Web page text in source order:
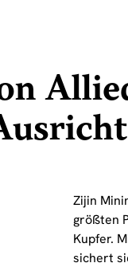
Zijin
größten
Kupfer.
sichert